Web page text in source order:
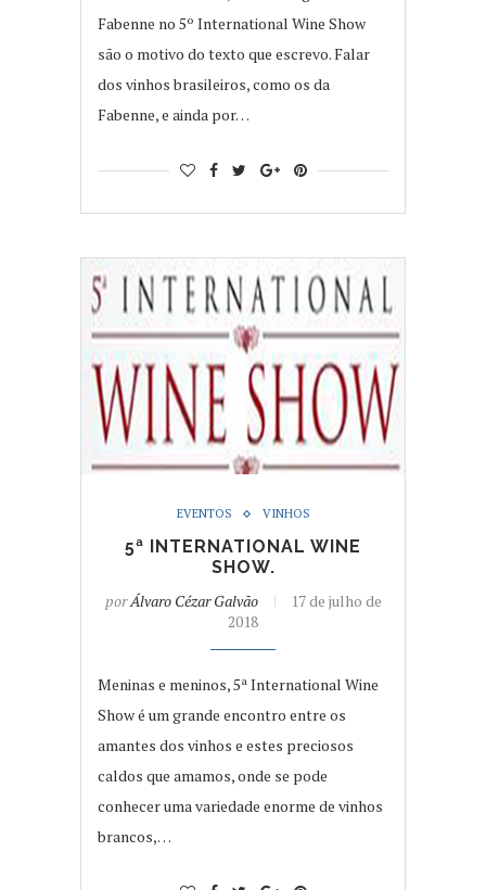
Fabenne no 5º International Wine Show
são o motivo do texto que escrevo. Falar
dos vinhos brasileiros, como os da
Fabenne, e ainda por…
EVENTOS VINHOS
5ª INTERNATIONAL WINE
SHOW.
porÁlvaro Cézar Galvão
17 de julho de
2018
Meninas e meninos, 5ª International Wine
Show é um grande encontro entre os
amantes dos vinhos e estes preciosos
caldos que amamos, onde se pode
conhecer uma variedade enorme de vinhos
brancos,…